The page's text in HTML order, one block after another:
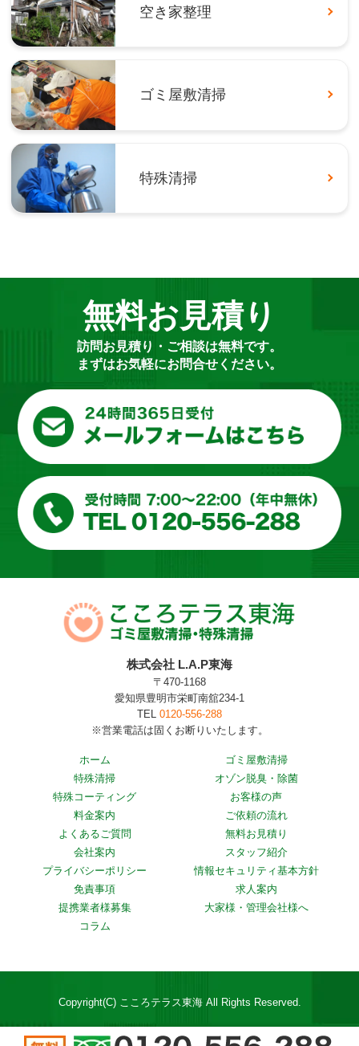
空き家整理
ゴミ屋敷清掃
特殊清掃
無料お見積り
訪問お見積り・ご相談は無料です。
まずはお気軽にお問合せください。
株式会社 L.A.P東海
〒470-1168
愛知県豊明市栄町南舘234-1
TEL 0120-556-288
※営業電話は固くお断りいたします。
ホーム
ゴミ屋敷清掃
特殊清掃
オゾン脱臭・除菌
特殊コーティング
お客様の声
料金案内
ご依頼の流れ
よくあるご質問
無料お見積り
会社案内
スタッフ紹介
プライバシーポリシー
情報セキュリティ基本方針
免責事項
求人案内
提携業者様募集
大家様・管理会社様へ
コラム
Copyright(C) こころテラス東海 All Rights Reserved.